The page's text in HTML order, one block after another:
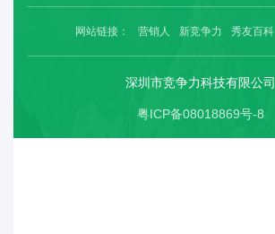
网站链接： 营销人 新竞争力 秀友百科
深圳市竞争力科技有限公司
粤ICP备08018869号-8